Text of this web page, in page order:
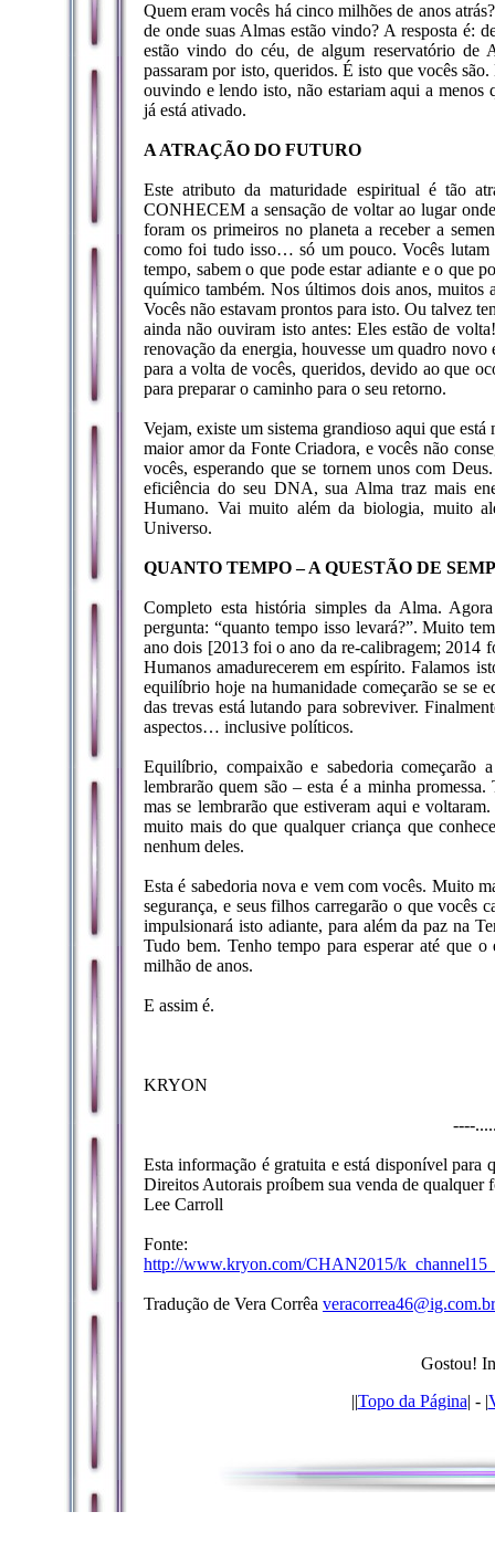
Quem eram vocês há cinco milhões de anos
de onde suas Almas estão vindo? A resposta é:
estão vindo do céu, de algum reservatório de
passaram por isto, queridos. É isto que vocês
ouvindo e lendo isto, não estariam aqui a
já está ativado.
A ATRAÇÃO DO FUTURO
Este atributo da maturidade espiritual é tão
CONHECEM a sensação de voltar ao lugar
foram os primeiros no planeta a receber a
como foi tudo isso… só um pouco. Vocês lutam
tempo, sabem o que pode estar adiante e o que
químico também. Nos últimos dois anos, muitos
Vocês não estavam prontos para isto. Ou talvez
ainda não ouviram isto antes: Eles estão de
renovação da energia, houvesse um quadro
para a volta de vocês, queridos, devido ao que
para preparar o caminho para o seu retorno.
Vejam, existe um sistema grandioso aqui que
maior amor da Fonte Criadora, e vocês não
vocês, esperando que se tornem unos com
eficiência do seu DNA, sua Alma traz mais
Humano. Vai muito além da biologia, muito
Universo.
QUANTO TEMPO – A QUESTÃO DE
Completo esta história simples da Alma.
pergunta: “quanto tempo isso levará?”. Muito
ano dois [2013 foi o ano da re-calibragem; 2014
Humanos amadurecerem em espírito. Falamos
equilíbrio hoje na humanidade começarão se se
das trevas está lutando para sobreviver.
aspectos… inclusive políticos.
Equilíbrio, compaixão e sabedoria começarão
lembrarão quem são – esta é a minha
mas se lembrarão que estiveram aqui e
muito mais do que qualquer criança que
nenhum deles.
Esta é sabedoria nova e vem com vocês. Muito
segurança, e seus filhos carregarão o que vocês
impulsionará isto adiante, para além da paz na
Tudo bem. Tenho tempo para esperar até que
milhão de anos.
E assim é.
KRYON
----
Esta informação é gratuita e está disponível para
Direitos Autorais proíbem sua venda de qualquer
Lee Carroll
Fonte:
http://www.kryon.com/CHAN2015/
Tradução de Vera Corrêa veracorrea46@ig.com.br
Gostou!
||Topo da Página| - |